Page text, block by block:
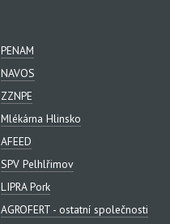
PENAM
NAVOS
ZZNPE
Mlékárna Hlinsko
AFEED
SPV Pelhlřimov
LIPRA Pork
AGROFERT - ostatní společnosti